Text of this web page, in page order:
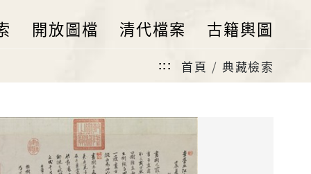
開放圖檔 清代檔案 古籍輿圖
::: 首頁 典藏檢索